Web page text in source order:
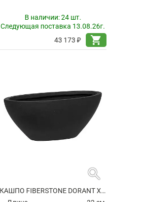
В наличии:24 шт.
Следующая поставка 13.08.26г.
43 173 ₽
shopping_cart
search
КАШПО FIBERSTONE DORANT XS MATT BLACK